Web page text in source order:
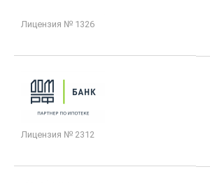
Лицензия № 1326
Лицензия № 2312